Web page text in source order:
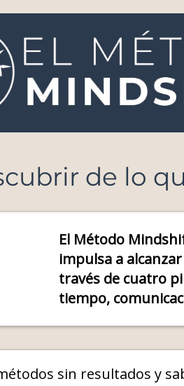
de lo
El Método
impulsa a
través de cuatro
tiempo,
sin resultados y